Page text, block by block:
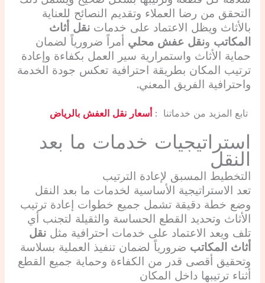
التحقق من رضا العملاء وتقديم النصائح للعناية
بالأثاث ويظل الاعتماد على خدمات نقل أثاث
المكاتب ونقل عفش محلي أمراً ضرورياً لضمان
حماية الأثاث واستمرارية سير العمل بكفاءة وإعادة
ترتيب المكان بطريقة احترافية تعكس جودة الخدمة
واحترافية الفريق المعني.
تابع المزيد من خدماتنا : أسعار نقل العفش بالرياض
استراتيجيات خدمات ما بعد
النقل
التخطيط المسبق لإعادة الترتيب
تعد الاستراتيجية الأساسية لخدمات ما بعد النقل
وضع خطة دقيقة تشمل جميع خطوات إعادة ترتيب
الأثاث وتحديد القطع الحساسة والثقيلة لتجنب أي
تلف ويعد الاعتماد على خدمات احترافية مثل نقل
أثاث المكاتب ضرورياً لضمان تنفيذ العملية بسلاسة
وتحقيق أقصى قدر من الكفاءة وحماية جميع القطع
أثناء ترتيبها داخل المكان